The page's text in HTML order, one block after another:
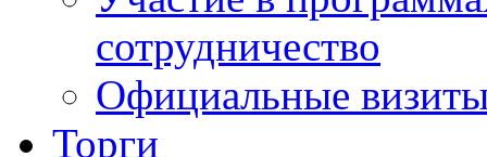
сотрудничество
Официальные
Торги